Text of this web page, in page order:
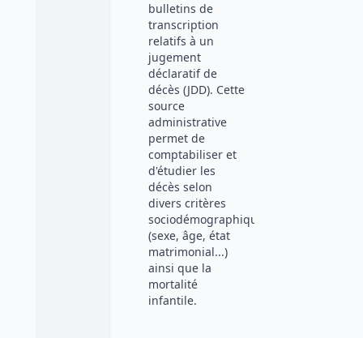
bulletins de
transcription
relatifs à un
jugement
déclaratif de
décès (JDD). Cette
source
administrative
permet de
comptabiliser et
d'étudier les
décès selon
divers critères
sociodémographiques
(sexe, âge, état
matrimonial...)
ainsi que la
mortalité
infantile.